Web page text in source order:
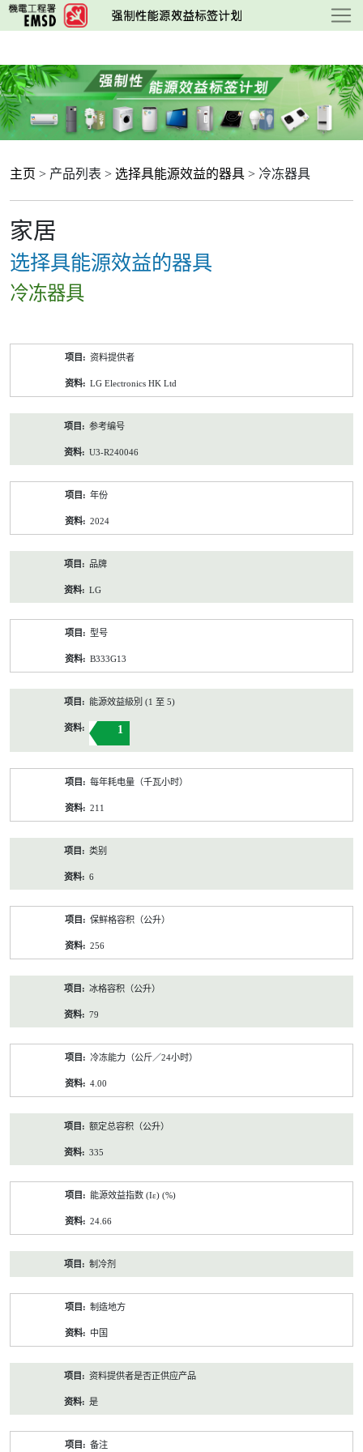
跳
至
要
内
容
主页 > 产品列表 > 选择具能源效益的器具 > 冷冻器具
家居
选择具能源效益的器具
冷冻器具
资料提供者
LG Electronics HK Ltd
参考编号
U3-R240046
年份
2024
品牌
LG
型号
B333G13
能源效益級別 (1 至 5)
1
每年耗电量（千瓦小时）
211
类别
6
保鲜格容积（公升）
256
冰格容积（公升）
79
冷冻能力（公斤／24小时）
4.00
额定总容积（公升）
335
能源效益指数 (Iε) (%)
24.66
制冷剂
制造地方
中国
资料提供者是否正供应产品
是
备注